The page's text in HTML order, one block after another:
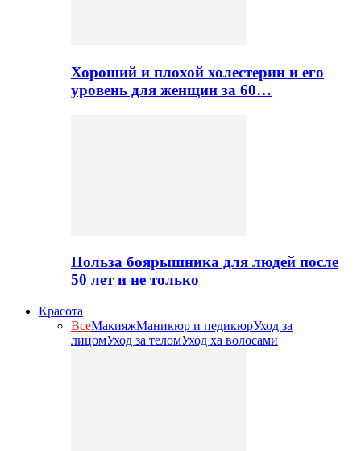
Хороший и плохой холестерин и его
уровень для женщин за 60…
Польза боярышника для людей после
50 лет и не только
Красота
ВсеМакияжМаникюр и педикюрУход за
лицомУход за теломУход ха волосами